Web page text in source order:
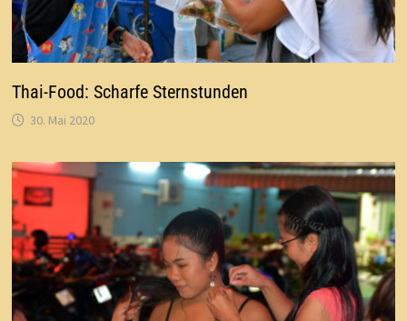
Thai-Food: Scharfe Sternstunden
30. Mai 2020